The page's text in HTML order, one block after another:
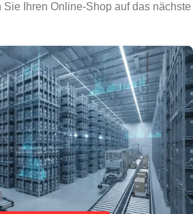
Ihren Online-Shop auf das nächste